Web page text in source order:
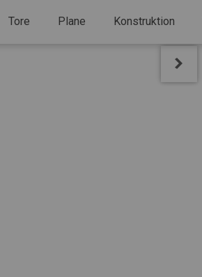
Tore Plane Konstruktion